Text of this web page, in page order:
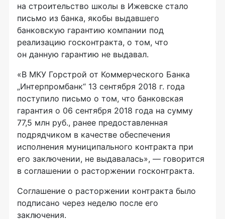
на строительство школы в Ижевске стало
письмо из банка, якобы выдавшего
банковскую гарантию компании под
реализацию госконтракта, о том, что
он данную гарантию не выдавал.
«В МКУ Горстрой от Коммерческого Банка
„Интерпромбанк“ 13 сентября 2018 г. года
поступило письмо о том, что банковская
гарантия о 06 сентября 2018 года на сумму
77,5 млн руб., ранее предоставленная
подрядчиком в качестве обеспечения
исполнения муниципального контракта при
его заключении, не выдавалась», — говорится
в соглашении о расторжении госконтракта.
Соглашение о расторжении контракта было
подписано через неделю после его
заключения.